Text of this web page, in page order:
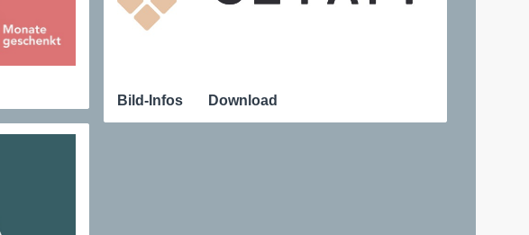
Bild-Infos Download